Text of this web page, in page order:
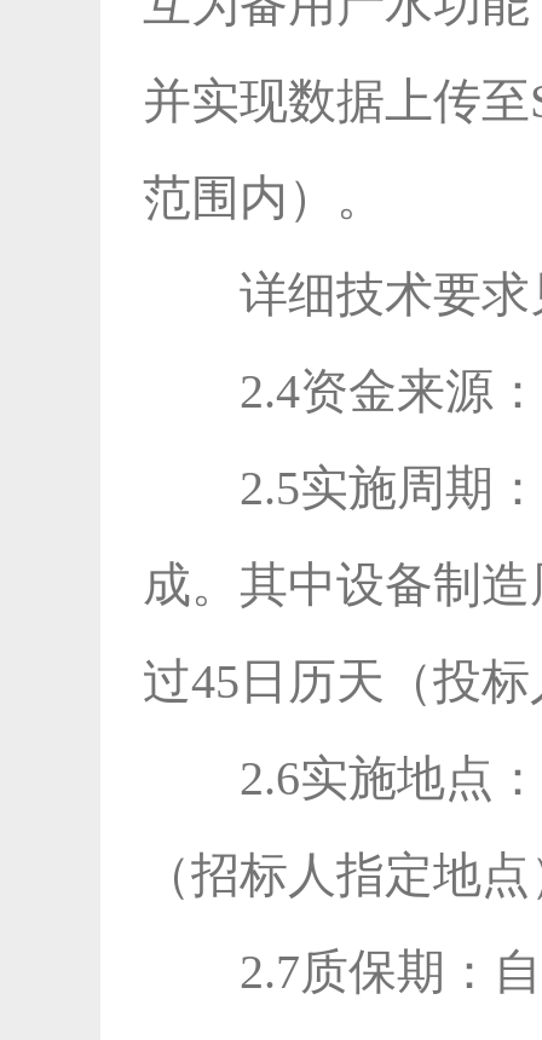
并实现数据上传
范围内）。
详细技术要
2.4资金来源
2.5实施周期
成。其中设备制
过45日历天（投
2.6实施地点
（招标人指定地
2.7质保期：